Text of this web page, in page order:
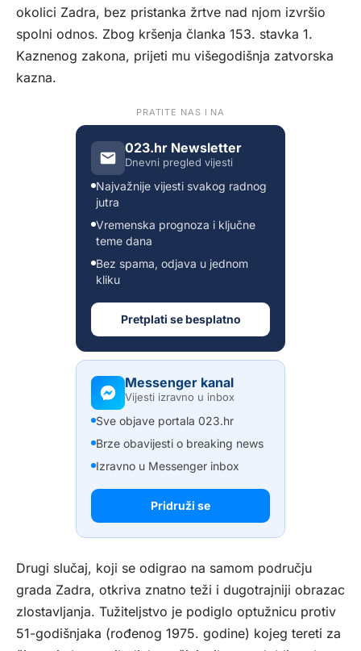
okolici Zadra, bez pristanka žrtve nad njom izvršio
spolni odnos. Zbog kršenja članka 153. stavka 1.
Kaznenog zakona, prijeti mu višegodišnja zatvorska
kazna.
PRATITE NAS I NA
023.hr Newsletter
Dnevni pregled vijesti
Najvažnije vijesti svakog radnog
jutra
Vremenska prognoza i ključne
teme dana
Bez spama, odjava u jednom
kliku
Pretplati se besplatno
Messenger kanal
Vijesti izravno u inbox
Sve objave portala 023.hr
Brze obavijesti o breaking news
Izravno u Messenger inbox
Pridruži se
Drugi slučaj, koji se odigrao na samom području
grada Zadra, otkriva znatno teži i dugotrajniji obrazac
zlostavljanja. Tužiteljstvo je podiglo optužnicu protiv
51-godišnjaka (rođenog 1975. godine) kojeg tereti za